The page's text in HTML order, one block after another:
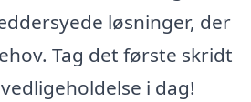
løsninger, der
Tag det første skridt
i dag!